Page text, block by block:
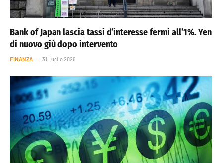
Bank of Japan lascia tassi d’interesse fermi all’1%. Yen
di nuovo giù dopo intervento
FINANZA 31 Luglio 2026